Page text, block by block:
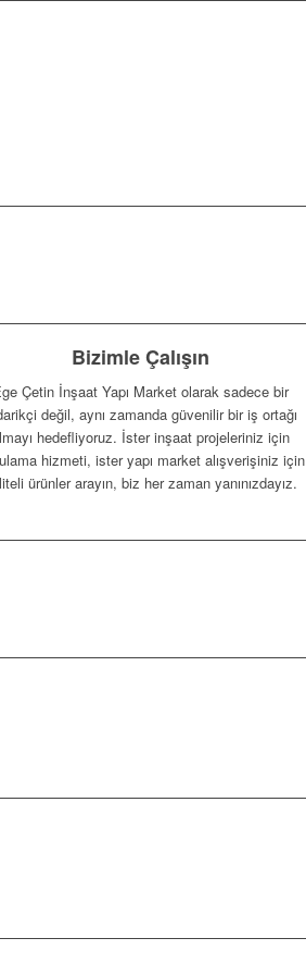
Bizimle Çalışın
Çetin İnşaat Yapı Market olarak sadece bir
değil, aynı zamanda güvenilir bir iş ortağı
hedefliyoruz. İster inşaat projeleriniz için
hizmeti, ister yapı market alışverişiniz için
ürünler arayın, biz her zaman yanınızdayız.